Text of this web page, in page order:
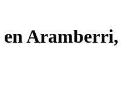
en Aramberri,